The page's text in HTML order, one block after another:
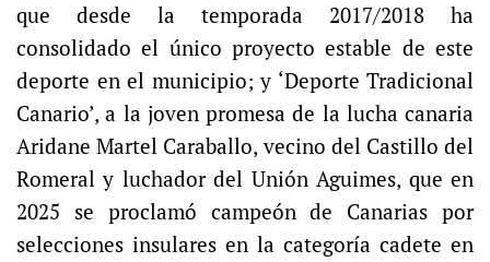
que desde la temporada 2017/2018 ha
consolidado el único proyecto estable de este
deporte en el municipio; y ‘Deporte Tradicional
Canario’, a la joven promesa de la lucha canaria
Aridane Martel Caraballo, vecino del Castillo del
Romeral y luchador del Unión Aguimes, que en
2025 se proclamó campeón de Canarias por
selecciones insulares en la categoría cadete en